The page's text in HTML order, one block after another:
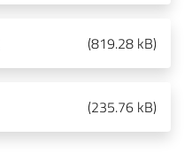
(819.28 kB)
(235.76 kB)